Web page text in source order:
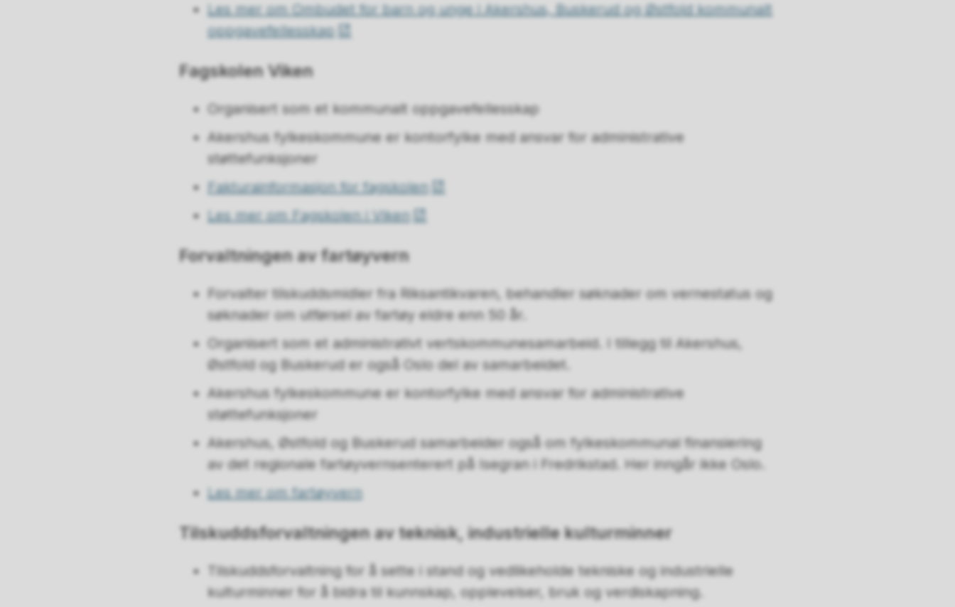
Les mer om Ombudet for barn og unge i Akershus, Buskerud og Østfold kommunalt
oppgavefellesskap
Fagskolen Viken
Organisert som et kommunalt oppgavefellesskap
Akershus fylkeskommune er kontorfylke med ansvar for administrative
støttefunksjoner
Fakturainformasjon for fagskolen
Les mer om Fagskolen i Viken
Forvaltningen av fartøyvern
Forvalter tilskuddsmidler fra Riksantikvaren, behandler søknader om vernestatus og
søknader om utførsel av fartøy eldre enn 50 år.
Organisert som et administrativt vertskommunesamarbeid. I tillegg til Akershus,
Østfold og Buskerud er også Oslo del av samarbeidet.
Akershus fylkeskommune er kontorfylke med ansvar for administrative
støttefunksjoner
Akershus, Østfold og Buskerud samarbeider også om fylkeskommunal finansiering
av det regionale fartøyvernsenterert på Isegran i Fredrikstad. Her inngår ikke Oslo.
Les mer om fartøyvern
Tilskuddsforvaltningen av teknisk, industrielle kulturminner
Tilskuddsforvaltning for å sette i stand og vedlikeholde tekniske og industrielle
kulturminner for å bidra til kunnskap, opplevelser, bruk og verdiskapning.